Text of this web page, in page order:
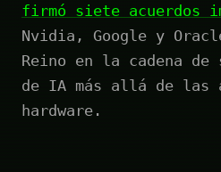
firmó siete acuerdos
Nvidia, Google y
Reino en la cadena
de IA más allá de las
hardware.